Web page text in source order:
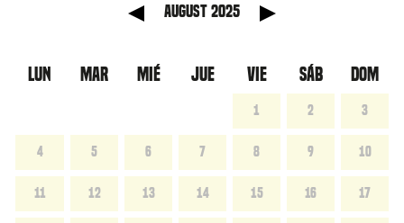
August 2025
LUN MAR MIÉ JUE VIE SÁB DOM
1 2 3
4 5 6 7 8 9 10
11 12 13 14 15 16 17